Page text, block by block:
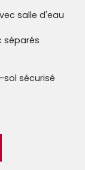
salle d'eau
séparés
sécurisé